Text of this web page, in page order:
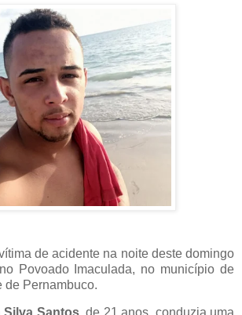
de acidente na noite deste domingo
Povoado Imaculada, no município de
de Pernambuco.